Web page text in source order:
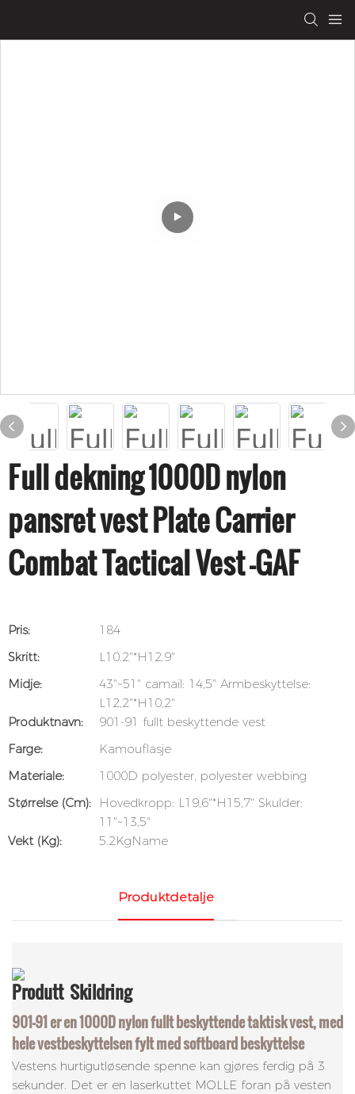
Full dekning 1000D nylon
pansret vest Plate Carrier
Combat Tactical Vest -GAF
Pris:
184
Skritt:
L10.2"*H12.9"
Midje:
43"~51" camail: 14,5" Armbeskyttelse:
L12,2"*H10,2"
Produktnavn:
901-91 fullt beskyttende vest
Farge:
Kamouflasje
Materiale:
1000D polyester, polyester webbing
Størrelse (cm):
Hovedkropp: L19,6"*H15,7" Skulder:
11"~13,5"
Vekt (kg):
5.2KgName
Produktdetalje
Produtt Skildring
901-91 er en 1000D nylon fullt beskyttende taktisk vest, med
hele vestbeskyttelsen fylt med softboard beskyttelse
Vestens hurtigutløsende spenne kan gjøres ferdig på 3
sekunder. Det er en laserkuttet MOLLE foran på vesten